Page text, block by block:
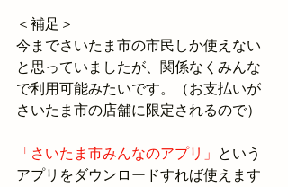
＜補足＞
今までさいたま市の市民しか使えない
と思っていましたが、関係なくみんな
で利用可能みたいです。（お支払いが
さいたま市の店舗に限定されるので）
「さいたま市みんなのアプリ」 という
アプリをダウンロードすれば使えます